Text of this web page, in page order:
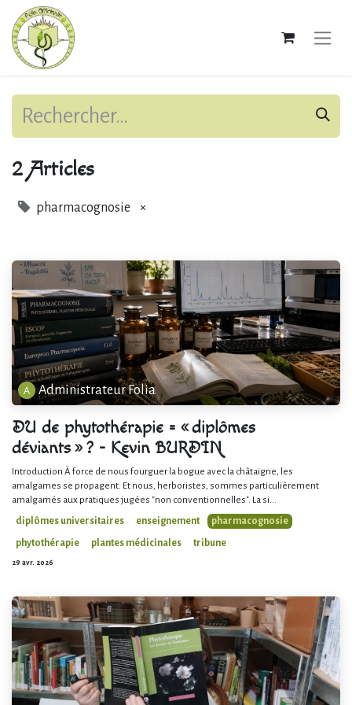
2 Articles
pharmacognosie ×
Administrateur Folia
DU de phytothérapie = « diplômes
déviants » ? - Kevin BURDIN
Introduction À force de nous fourguer la bogue avec la châtaigne, les
amalgames se propagent. Et nous, herboristes, sommes particulièrement
amalgamés aux pratiques jugées "non conventionnelles". La si...
diplômes universitaires enseignement
pharmacognosie
phytothérapie
plantes médicinales tribune
29 avr. 2026